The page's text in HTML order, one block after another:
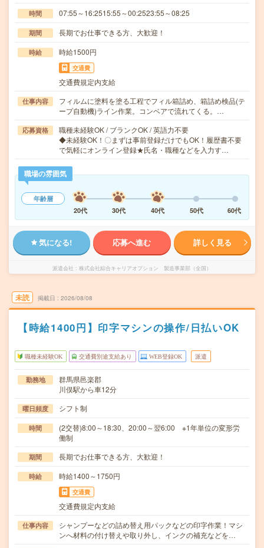
時間 07:55～16:2515:55～00:2523:55～08:25
期間 長期でお仕事できる方、大歓迎！
時給 時給1500円
交通費
交通費規定内支給
仕事内容
フィルムに塗料を塗る工程でフィル箱詰め、箱詰め検品(テ
ープ自動機)ライン作業。コンベアで流れてくる。…
応募資格
職種未経験OK / ブランクOK / 英語力不要
◆未経験OK！〇まずは事前登録だけでもOK！履歴書不要
で気軽にオンライン登録★氏名・職種などを入力す…
職場の雰囲気
年齢層
20代
30代 40代 50代 60代
気になる! 応募へ進む 詳しく見る
派遣会社 株式会社綜合キャリアオプション 製造事業部（全国）
未読 掲載日 2026/08/08
【時給1400円】印字マシンの操作/日払いOK
職種未経験OK 交通費別途支給あり WEB登録OK 派遣
勤務地
群馬県邑楽郡
川俣駅から車12分
曜日頻度 シフト制
時間
(2交替)8:00～18:30、20:00～翌6:00 ※1年単位の変形労
働制
期間 長期でお仕事できる方、大歓迎！
時給 時給1400～1750円
交通費
交通費規定内支給
仕事内容
シャンプーなどの詰め替え用パックなどの印字作業！マシ
ンへ材料の付け替えや取り外し、インクの補充などを…